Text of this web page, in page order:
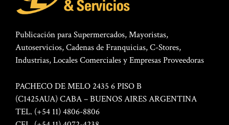
Publicación para Supermercados, Mayoristas,
Autoservicios, Cadenas de Franquicias, C-Stores,
Industrias, Locales Comerciales y Empresas Proveedoras
PACHECO DE MELO 2435 6 PISO B
(C1425AUA) CABA – BUENOS AIRES ARGENTINA
TEL. (+54 11) 4806-8806